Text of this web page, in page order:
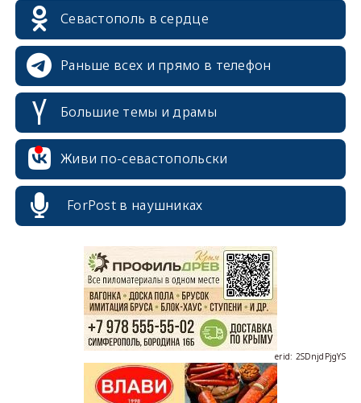
Севастополь в сердце
Раньше всех и прямо в телефон
Большие темы и драмы
Живи по-севастопольски
ForPost в наушниках